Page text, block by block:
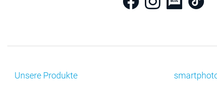
Unsere Produkte